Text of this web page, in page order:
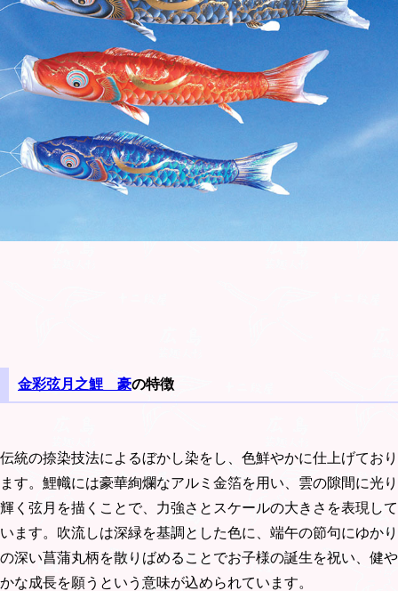
金彩弦月之鯉 豪の特徴
伝統の捺染技法によるぼかし染をし、色鮮やかに仕上げており
ます。鯉幟には豪華絢爛なアルミ金箔を用い、雲の隙間に光り
輝く弦月を描くことで、力強さとスケールの大きさを表現して
います。吹流しは深緑を基調とした色に、端午の節句にゆかり
の深い菖蒲丸柄を散りばめることでお子様の誕生を祝い、健や
かな成長を願うという意味が込められています。